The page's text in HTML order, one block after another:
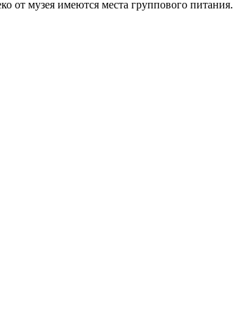
от музея имеются места группового питания.